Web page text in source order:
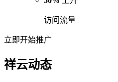
访问流量
立即开始推广
祥云动态